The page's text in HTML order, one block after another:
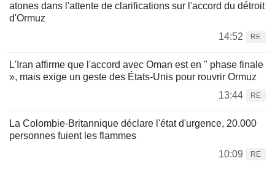
atones dans l'attente de clarifications sur l'accord du détroit
d'Ormuz
14:52
RE
L'Iran affirme que l'accord avec Oman est en " phase finale
», mais exige un geste des États-Unis pour rouvrir Ormuz
13:44
RE
La Colombie-Britannique déclare l'état d'urgence, 20.000
personnes fuient les flammes
10:09
RE